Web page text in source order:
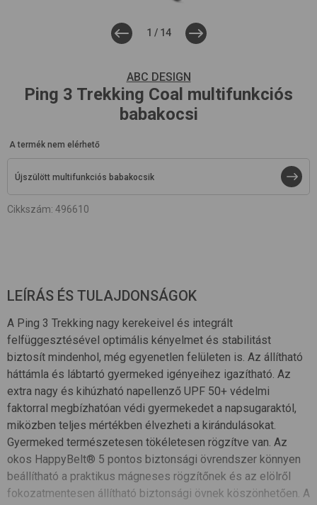
1 / 14
ABC DESIGN
Ping 3 Trekking Coal multifunkciós
babakocsi
A termék nem elérhető
Újszülött multifunkciós babakocsik
Cikkszám: 496610
LEÍRÁS ÉS TULAJDONSÁGOK
A Ping 3 Trekking nagy kerekeivel és integrált
felfüggesztésével optimális kényelmet és stabilitást
biztosít mindenhol, még egyenetlen felületen is. Az állítható
háttámla és lábtartó gyermeked igényeihez igazítható. Az
extra nagy és kihúzható napellenző UPF 50+ védelmi
faktorral megbízhatóan védi gyermekedet a napsugaraktól,
miközben teljes mértékben élvezheti a kirándulásokat.
Gyermeked természetesen tökéletesen rögzítve van. Az
okos HappyBelt® 5 pontos biztonsági övrendszer könnyen
beállítható a praktikus mágneses rögzítőnek és az elölről
fokozatmentesen állítható biztonsági övnek köszönhetően. A